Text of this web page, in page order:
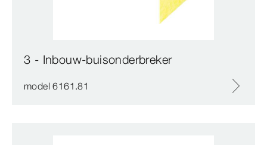
3 - Inbouw-buisonderbreker
model 6161.81